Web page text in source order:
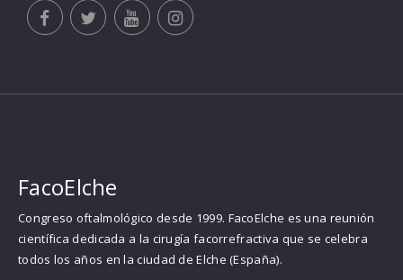
FacoElche
Congreso oftalmológico desde 1999. FacoElche es una reunión
científica dedicada a la cirugía facorrefractiva que se celebra
todos los años en la ciudad de Elche (España).